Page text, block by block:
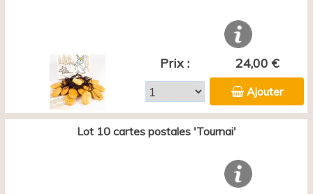
Prix : 24,00 €
Ajouter
Lot 10 cartes postales 'Tournai'